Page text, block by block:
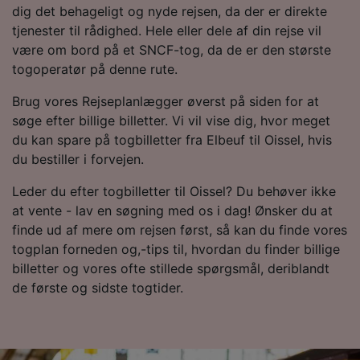
dig det behageligt og nyde rejsen, da der er direkte
tjenester til rådighed. Hele eller dele af din rejse vil
være om bord på et SNCF-tog, da de er den største
togoperatør på denne rute.
Brug vores Rejseplanlægger øverst på siden for at
søge efter billige billetter. Vi vil vise dig, hvor meget
du kan spare på togbilletter fra Elbeuf til Oissel, hvis
du bestiller i forvejen.
Leder du efter togbilletter til Oissel? Du behøver ikke
at vente - lav en søgning med os i dag! Ønsker du at
finde ud af mere om rejsen først, så kan du finde vores
togplan forneden og,-tips til, hvordan du finder billige
billetter og vores ofte stillede spørgsmål, deriblandt
de første og sidste togtider.
Opbevare og/eller tilgå oplysninger på en
enhed. Tilpasset annoncering og indhold,
annoncerings- og indholdsmåling,
målgruppeundersøgelser og udvikling af
tjenester.
Liste over partnere (leverandører)